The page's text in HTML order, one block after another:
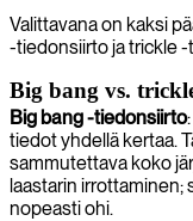
Valittavana on kaksi
-tiedonsiirto ja trickle
Big bang vs.
Big bang -tiedonsiirto
tiedot yhdellä kertaa.
sammutettava koko
laastarin irrottaminen;
nopeasti ohi.